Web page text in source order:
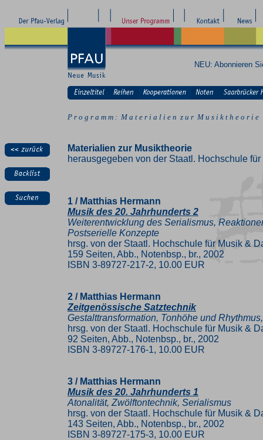
NEU: Abonnieren
P r o g r a m m : M a t e r i a l i e n z u r M u s i k t h e o r i e
Materialien zur Musiktheorie
herausgegeben von der Staatl. Hochschule
1 / Matthias Hermann
Musik des 20. Jahrhunderts 2
Weiterentwicklung des Serialismus,
Postserielle Konzepte
hrsg. von der Staatl. Hochschule für Musik &
159 Seiten, Abb., Notenbsp., br., 2002
ISBN 3-89727-217-2, 10.00 EUR
2 / Matthias Hermann
Zeitgenössische Satztechnik
Gestalttransformation, Tonhöhe und
hrsg. von der Staatl. Hochschule für Musik &
92 Seiten, Abb., Notenbsp., br., 2002
ISBN 3-89727-176-1, 10.00 EUR
3 / Matthias Hermann
Musik des 20. Jahrhunderts 1
Atonalität, Zwölftontechnik, Serialismus
hrsg. von der Staatl. Hochschule für Musik &
143 Seiten, Abb., Notenbsp., br., 2002
ISBN 3-89727-175-3, 10.00 EUR